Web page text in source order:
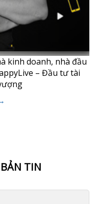
kinh doanh, nhà đầu
– Đầu tư tài
TIN